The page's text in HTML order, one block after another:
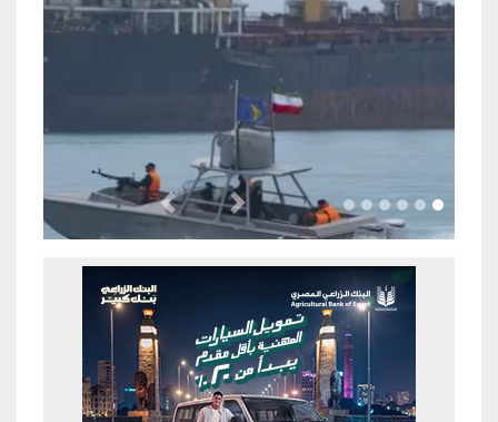
Previous Next